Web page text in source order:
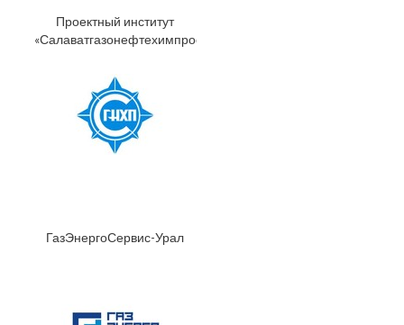
Проектный институт
«Салаватгазонефтехимпроект»
ГазЭнергоСервис-Урал